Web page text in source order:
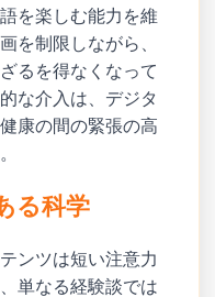
を楽しむ能力を維
を制限しながら、
るを得なくなって
な介入は、デジタ
康の間の緊張の高
る科学
ンツは短い注意力
単なる経験談では